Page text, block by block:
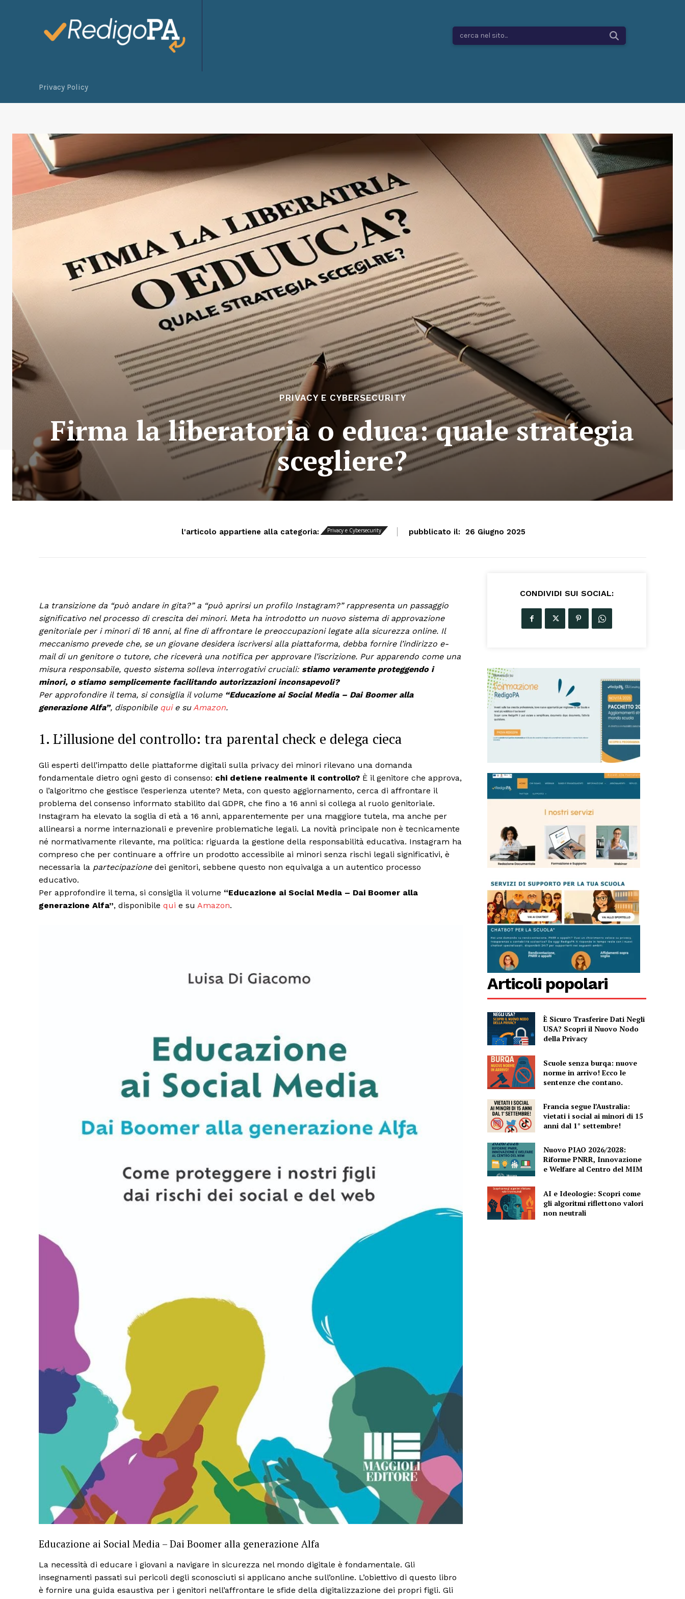
cerca nel sito...
Privacy Policy
PRIVACY E CYBERSECURITY
Firma la liberatoria o educa: quale strategia
scegliere?
l'articolo appartiene alla categoria: Privacy e Cybersecurity pubblicato il: 26 Giugno 2025
La transizione da “può andare in gita?” a “può aprirsi un profilo Instagram?” rappresenta un passaggio
significativo nel processo di crescita dei minori. Meta ha introdotto un nuovo sistema di approvazione
genitoriale per i minori di 16 anni, al fine di affrontare le preoccupazioni legate alla sicurezza online. Il
meccanismo prevede che, se un giovane desidera iscriversi alla piattaforma, debba fornire l’indirizzo e-
mail di un genitore o tutore, che riceverà una notifica per approvare l’iscrizione. Pur apparendo come una
misura responsabile, questo sistema solleva interrogativi cruciali: stiamo veramente proteggendo i
minori, o stiamo semplicemente facilitando autorizzazioni inconsapevoli?
Per approfondire il tema, si consiglia il volume “Educazione ai Social Media – Dai Boomer alla
generazione Alfa”, disponibile quie suAmazon.
1. L’illusione del controllo: tra parental check e delega cieca
Gli esperti dell’impatto delle piattaforme digitali sulla privacy dei minori rilevano una domanda
fondamentale dietro ogni gesto di consenso: chi detiene realmente il controllo? È il genitore che approva,
o l’algoritmo che gestisce l’esperienza utente? Meta, con questo aggiornamento, cerca di affrontare il
problema del consenso informato stabilito dal GDPR, che fino a 16 anni si collega al ruolo genitoriale.
Instagram ha elevato la soglia di età a 16 anni, apparentemente per una maggiore tutela, ma anche per
allinearsi a norme internazionali e prevenire problematiche legali. La novità principale non è tecnicamente
né normativamente rilevante, ma politica: riguarda la gestione della responsabilità educativa. Instagram ha
compreso che per continuare a offrire un prodotto accessibile ai minori senza rischi legali significativi, è
necessaria la partecipazionedei genitori, sebbene questo non equivalga a un autentico processo
educativo.
Per approfondire il tema, si consiglia il volume “Educazione ai Social Media – Dai Boomer alla
generazione Alfa”, disponibile qui e su Amazon.
Educazione ai Social Media – Dai Boomer alla generazione Alfa
La necessità di educare i giovani a navigare in sicurezza nel mondo digitale è fondamentale. Gli
insegnamenti passati sui pericoli degli sconosciuti si applicano anche sull’online. L’obiettivo di questo libro
è fornire una guida esaustiva per i genitori nell’affrontare le sfide della digitalizzazione dei propri figli. Gli
CONDIVIDI SUI SOCIAL:
Articoli popolari
È Sicuro Trasferire Dati Negli
USA? Scopri il Nuovo Nodo
della Privacy
Scuole senza burqa: nuove
norme in arrivo! Ecco le
sentenze che contano.
Francia segue l’Australia:
vietati i social ai minori di 15
anni dal 1° settembre!
Nuovo PIAO 2026/2028:
Riforme PNRR, Innovazione
e Welfare al Centro del MIM
AI e Ideologie: Scopri come
gli algoritmi riflettono valori
non neutrali